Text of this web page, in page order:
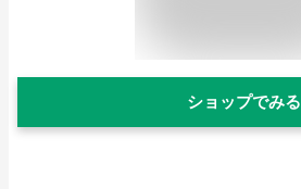
ショップでみる